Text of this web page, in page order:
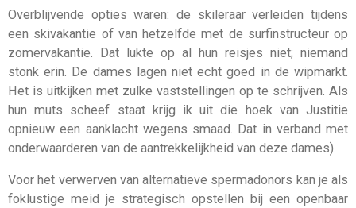
Overblijvende opties waren: de skileraar verleiden tijdens
een skivakantie of van hetzelfde met de surfinstructeur op
zomervakantie. Dat lukte op al hun reisjes niet; niemand
stonk erin. De dames lagen niet echt goed in de wipmarkt.
Het is uitkijken met zulke vaststellingen op te schrijven. Als
hun muts scheef staat krijg ik uit die hoek van Justitie
opnieuw een aanklacht wegens smaad. Dat in verband met
onderwaarderen van de aantrekkelijkheid van deze dames).
Voor het verwerven van alternatieve spermadonors kan je als
foklustige meid je strategisch opstellen bij een openbaar